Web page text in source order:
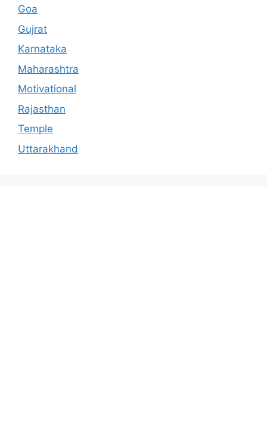
Goa
Gujrat
Karnataka
Maharashtra
Motivational
Rajasthan
Temple
Uttarakhand